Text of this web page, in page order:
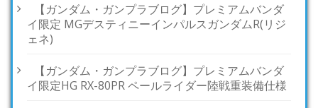
【ガンダム・ガンプラブログ】プレミアムバンダ
イ限定 MGデスティニーインパルスガンダムR(リジ
ェネ)
【ガンダム・ガンプラブログ】プレミアムバンダ
イ限定HG RX-80PR ペールライダー陸戦重装備仕様